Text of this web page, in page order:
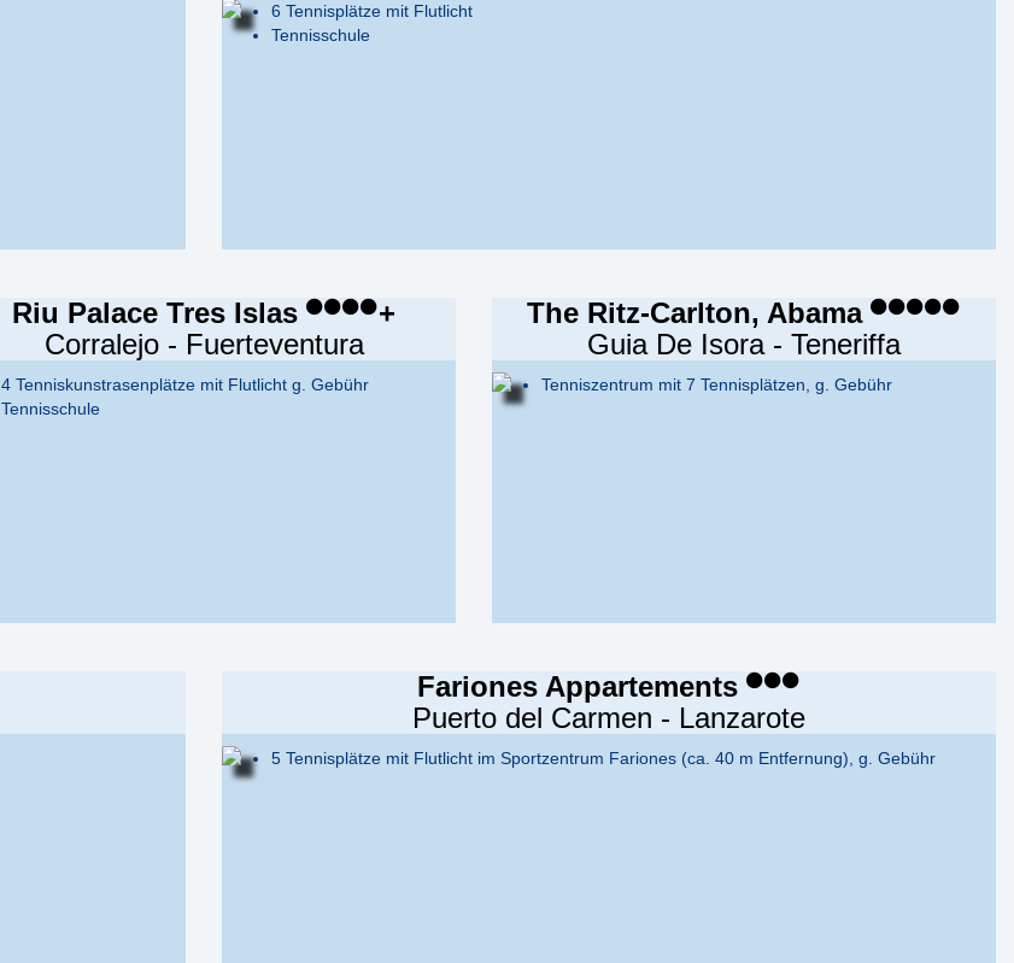
6 Tennisplätze mit Flutlicht
Tennisschule
Riu Palace Tres Islas
+
Corralejo - Fuerteventura
4 Tenniskunstrasenplätze mit Flutlicht g. Gebühr
Tennisschule
The Ritz-Carlton, Abama
Guia De Isora - Teneriffa
Tenniszentrum mit 7 Tennisplätzen, g. Gebühr
Fariones Appartements
Puerto del Carmen - Lanzarote
5 Tennisplätze mit Flutlicht im Sportzentrum Fariones (ca. 40 m Entfernung), g. Gebühr